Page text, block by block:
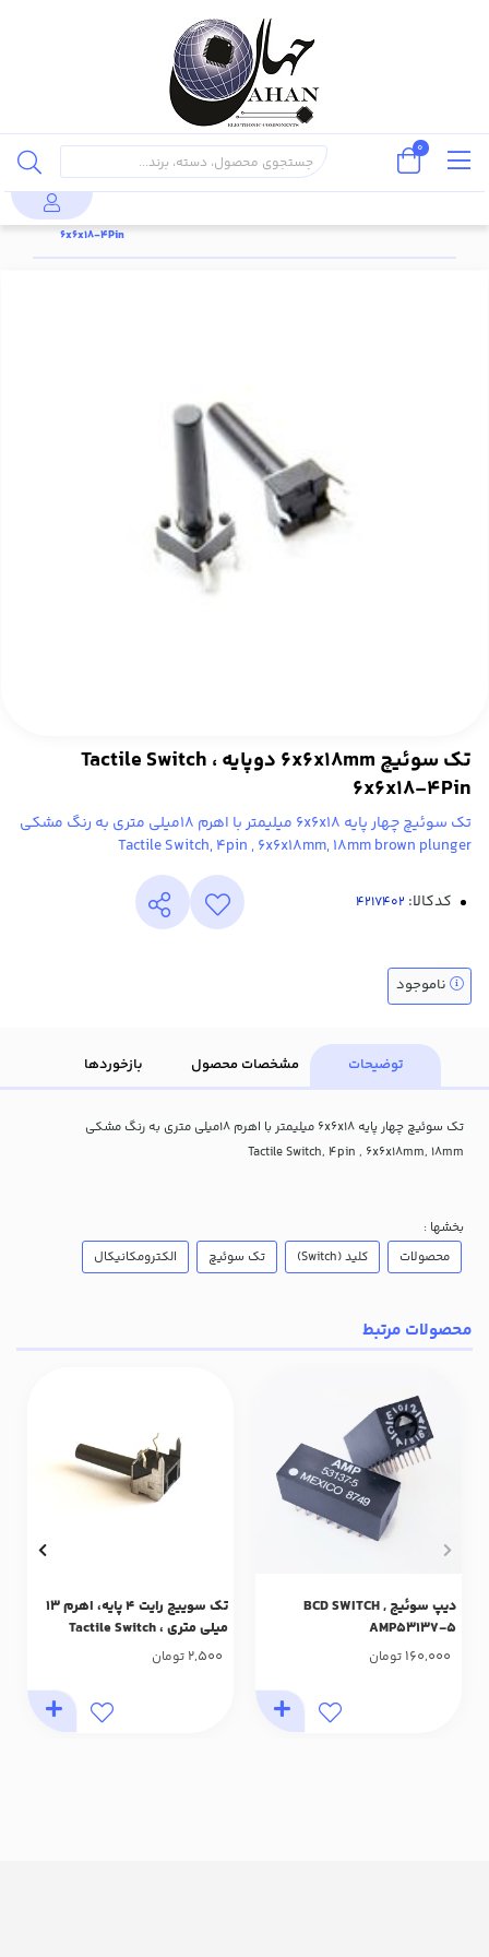
تک سوئیچ
6x6x18mm دوپایه ،
Tactile Switch
6x6x18-4Pin
تک سوئیچ 6x6x18mm دوپایه ، Tactile Switch
6x6x18-4Pin
تک سوئیچ چهار پایه 6x6x18 میلیمتر با اهرم 18میلی متری به رنگ مشکی
Tactile Switch, 4pin , 6x6x18mm, 18mm brown plunger
کدکالا:
ناموجود
توضیحات مشخصات محصول بازخوردها
تک سوئیچ چهار پایه 6x6x18 میلیمتر با اهرم 18میلی متری به رنگ مشکی
Tactile Switch, 4pin , 6x6x18mm, 18mm
بخشها :
محصولات
کلید (Switch) تک سوئیچ الکترومکانیکال
محصولات مرتبط
دیپ سوئیچ , BCD SWITCH
AMP53137-5
160,000 تومان
تک سوییچ رایت 4 پایه، اهرم 13
میلی متری ، Tactile Switch
6x6x13-4Pin
2,500 تومان
0